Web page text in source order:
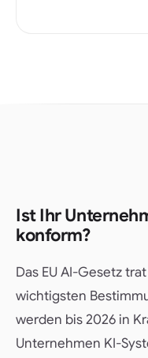
Ist Ihr
konform?
Das EU AI-Gesetz
wichtigsten
werden bis 2026 in
Unternehmen KI-